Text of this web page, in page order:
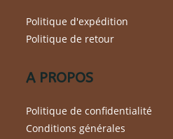
Politique d'expédition
Politique de retour
A PROPOS
Politique de confidentialité
Conditions générales